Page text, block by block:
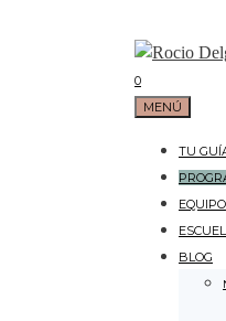
0
MENÚ
TU
EQUIPO
BLOG